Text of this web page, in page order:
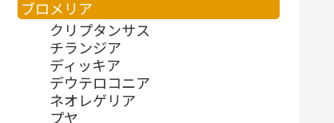
ブロメリア
クリプタンサス
チランジア
ディッキア
デウテロコニア
ネオレゲリア
プヤ